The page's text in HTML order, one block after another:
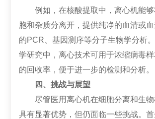
例如，在核酸提取中，离心机能够
胞和杂质分离开，提供纯净的血清或
的PCR、基因测序等分子生物学分析
学研究中，离心技术可用于浓缩病毒
的回收率，便于进一步的检测和分析。
四、挑战与展望
尽管医用离心机在细胞分离和生物
具有显著优势，但仍面临一些挑战。